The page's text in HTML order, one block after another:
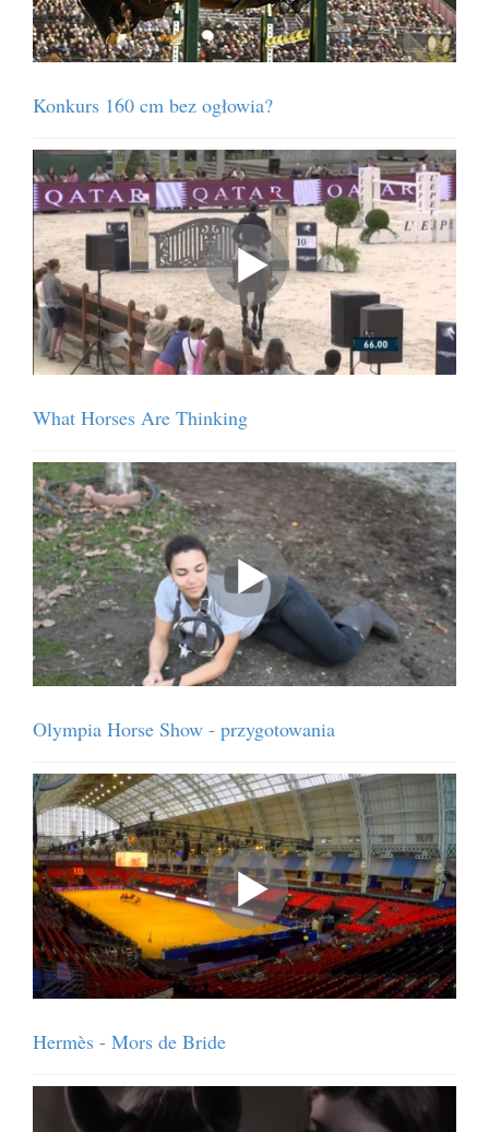
Konkurs 160 cm bez ogłowia?
What Horses Are Thinking
Olympia Horse Show - przygotowania
Hermès - Mors de Bride